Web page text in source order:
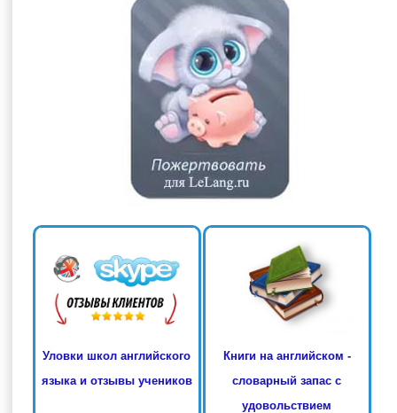
Уловки школ английского
языка и отзывы учеников
Книги на английском -
словарный запас с
удовольствием